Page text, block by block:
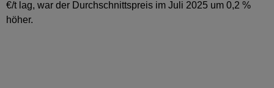
€/t lag, war der Durchschnittspreis im Juli 2025 um 0,2 %
höher.